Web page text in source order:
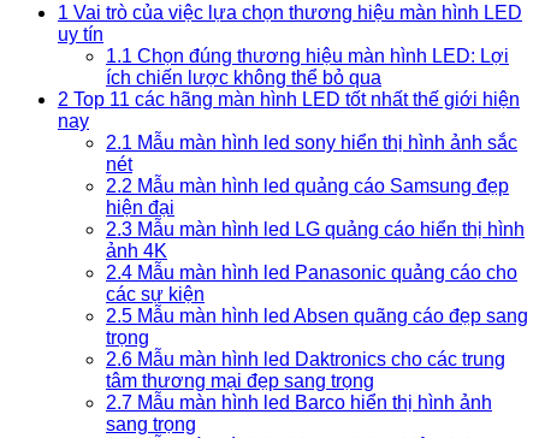
1 Vai trò của việc lựa chọn thương hiệu màn hình LED
uy tín
1.1 Chọn đúng thương hiệu màn hình LED: Lợi
ích chiến lược không thể bỏ qua
2 Top 11 các hãng màn hình LED tốt nhất thế giới hiện
nay
2.1 Mẫu màn hình led sony hiển thị hình ảnh sắc
nét
2.2 Mẫu màn hình led quảng cáo Samsung đẹp
hiện đại
2.3 Mẫu màn hình led LG quảng cáo hiển thị hình
ảnh 4K
2.4 Mẫu màn hình led Panasonic quảng cáo cho
các sự kiện
2.5 Mẫu màn hình led Absen quãng cáo đẹp sang
trọng
2.6 Mẫu màn hình led Daktronics cho các trung
tâm thương mại đẹp sang trọng
2.7 Mẫu màn hình led Barco hiển thị hình ảnh
sang trọng